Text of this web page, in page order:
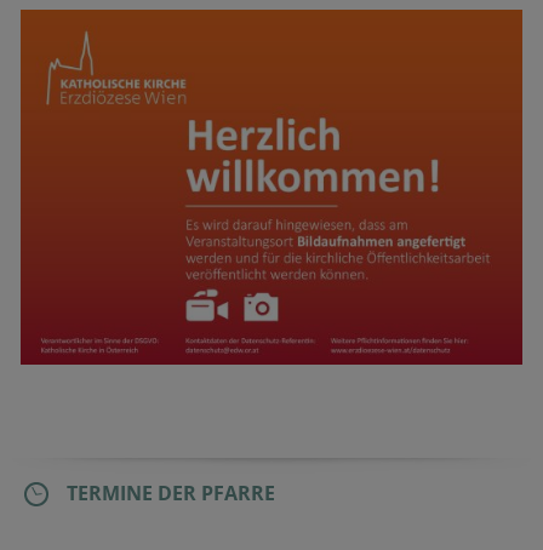
TERMINE DER PFARRE